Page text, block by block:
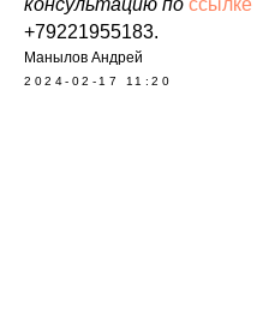
консультацию по ссылке
+79221955183.
Манылов Андрей
2024-02-17 11:20